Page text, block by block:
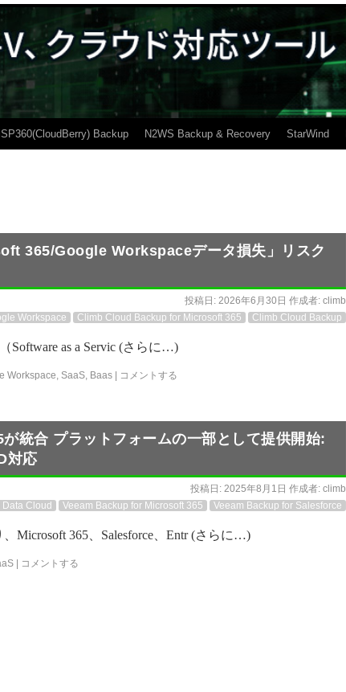
Backup N2WS Backup & Recovery StarWind
365/Google Workspaceデータ損失」リスク
投稿日: 2026年6月30日 作成者: climb
Workspace
Climb Cloud Backup for Microsoft 365 Climb Cloud Backup
Software as a Servic (さらに…)
Workspace, SaaS, Baas | コメントする
合 プラットフォームの一部として提供開始:
対応
投稿日: 2025年8月1日 作成者: climb
Data Cloud Veeam Backup for Microsoft 365 Veeam Backup for Salesforce
Microsoft 365、Salesforce、Entr (さらに…)
| コメントする